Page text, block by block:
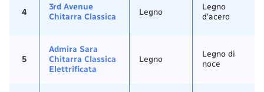
4
3rd Avenue
Chitarra Classica
Legno
Legno
d'acero
5
Admira Sara
Chitarra Classica
Elettrificata
Legno
Legno di
noce